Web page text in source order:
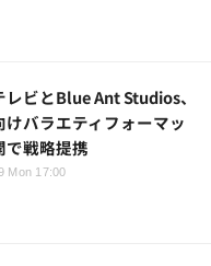
レビとBlue Ant Studios、
けバラエティフォーマッ
で戦略提携
Mon 17:00